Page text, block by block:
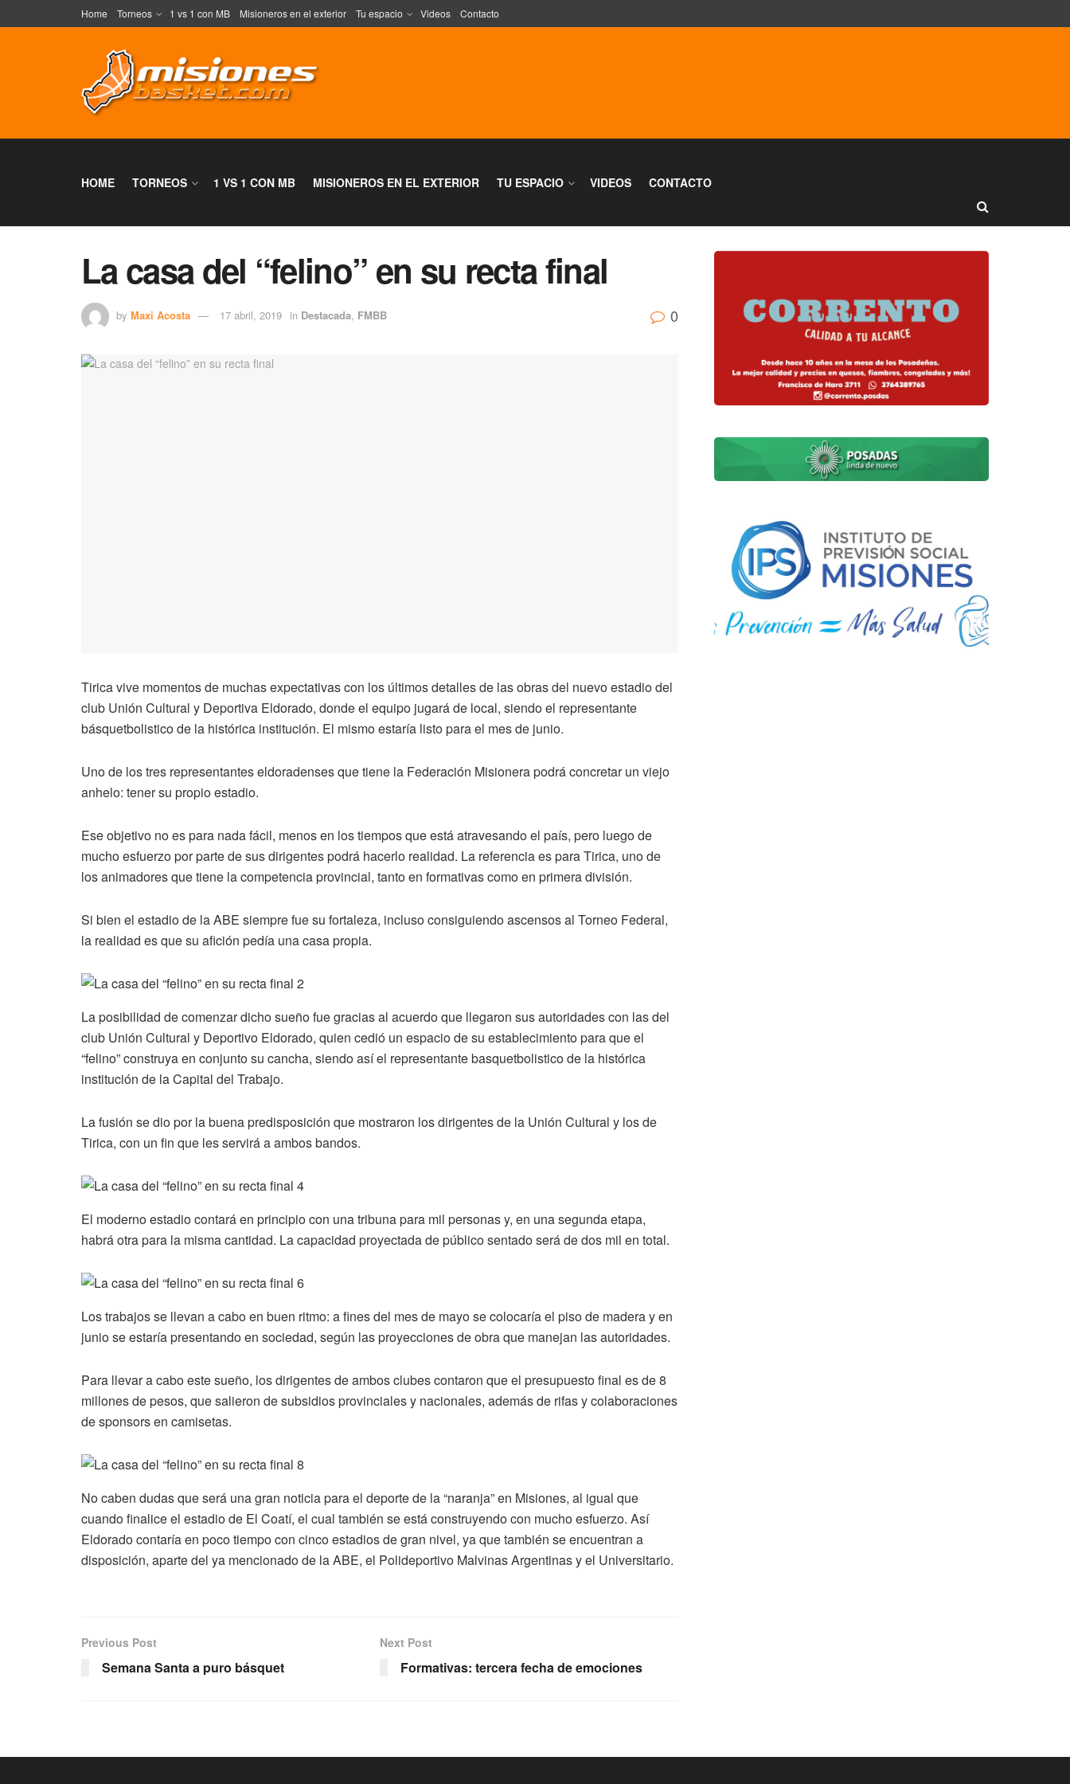
Home Torneos 1 vs 1 con MB Misioneros en el exterior Tu espacio Videos Contacto
HOME TORNEOS 1 VS 1 CON MB MISIONEROS EN EL EXTERIOR TU ESPACIO VIDEOS CONTACTO
La casa del “felino” en su recta final
by Maxi Acosta 17 abril, 2019 in Destacada, FMBB 0
Tirica vive momentos de muchas expectativas con los últimos detalles de las obras del nuevo estadio del
club Unión Cultural y Deportiva Eldorado, donde el equipo jugará de local, siendo el representante
básquetbolistico de la histórica institución. El mismo estaría listo para el mes de junio.
Uno de los tres representantes eldoradenses que tiene la Federación Misionera podrá concretar un viejo
anhelo: tener su propio estadio.
Ese objetivo no es para nada fácil, menos en los tiempos que está atravesando el país, pero luego de
mucho esfuerzo por parte de sus dirigentes podrá hacerlo realidad. La referencia es para Tirica, uno de
los animadores que tiene la competencia provincial, tanto en formativas como en primera división.
Si bien el estadio de la ABE siempre fue su fortaleza, incluso consiguiendo ascensos al Torneo Federal,
la realidad es que su afición pedía una casa propia.
La posibilidad de comenzar dicho sueño fue gracias al acuerdo que llegaron sus autoridades con las del
club Unión Cultural y Deportivo Eldorado, quien cedió un espacio de su establecimiento para que el
“felino” construya en conjunto su cancha, siendo así el representante basquetbolistico de la histórica
institución de la Capital del Trabajo.
La fusión se dio por la buena predisposición que mostraron los dirigentes de la Unión Cultural y los de
Tirica, con un fin que les servirá a ambos bandos.
El moderno estadio contará en principio con una tribuna para mil personas y, en una segunda etapa,
habrá otra para la misma cantidad. La capacidad proyectada de público sentado será de dos mil en total.
Los trabajos se llevan a cabo en buen ritmo: a fines del mes de mayo se colocaría el piso de madera y en
junio se estaría presentando en sociedad, según las proyecciones de obra que manejan las autoridades.
Para llevar a cabo este sueño, los dirigentes de ambos clubes contaron que el presupuesto final es de 8
millones de pesos, que salieron de subsidios provinciales y nacionales, además de rifas y colaboraciones
de sponsors en camisetas.
No caben dudas que será una gran noticia para el deporte de la “naranja” en Misiones, al igual que
cuando finalice el estadio de El Coatí, el cual también se está construyendo con mucho esfuerzo. Así
Eldorado contaría en poco tiempo con cinco estadios de gran nivel, ya que también se encuentran a
disposición, aparte del ya mencionado de la ABE, el Polideportivo Malvinas Argentinas y el Universitario.
Previous Post
Semana Santa a puro básquet
Next Post
Formativas: tercera fecha de emociones